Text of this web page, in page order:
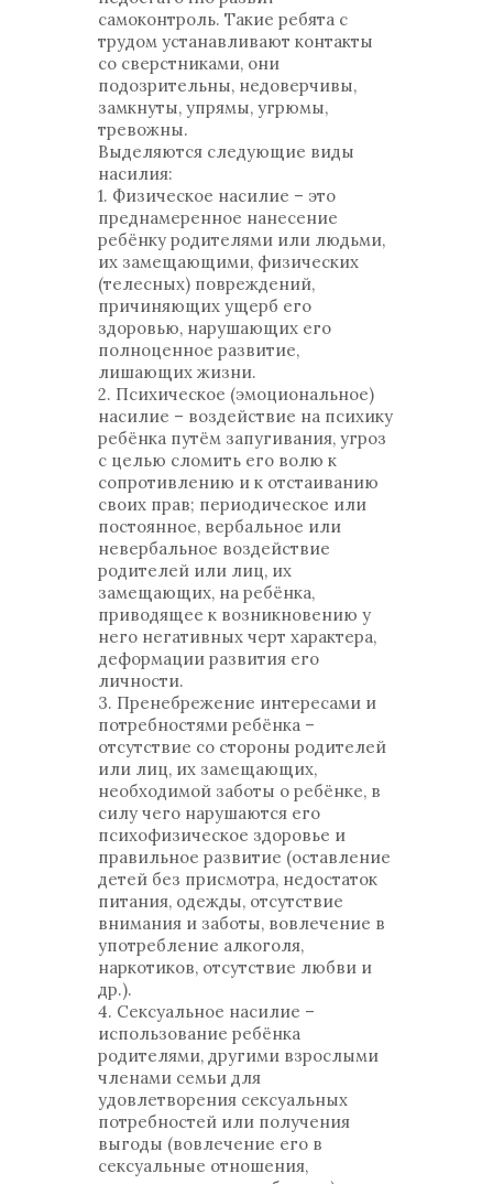
самоконтроль. Такие ребята с
трудом устанавливают контакты
со сверстниками, они
подозрительны, недоверчивы,
замкнуты, упрямы, угрюмы,
тревожны.
Выделяются следующие виды
насилия:
1. Физическое насилие – это
преднамеренное нанесение
ребёнку родителями или людьми,
их замещающими, физических
(телесных) повреждений,
причиняющих ущерб его
здоровью, нарушающих его
полноценное развитие,
лишающих жизни.
2. Психическое (эмоциональное)
насилие – воздействие на психику
ребёнка путём запугивания, угроз
с целью сломить его волю к
сопротивлению и к отстаиванию
своих прав; периодическое или
постоянное, вербальное или
невербальное воздействие
родителей или лиц, их
замещающих, на ребёнка,
приводящее к возникновению у
него негативных черт характера,
деформации развития его
личности.
3. Пренебрежение интересами и
потребностями ребёнка –
отсутствие со стороны родителей
или лиц, их замещающих,
необходимой заботы о ребёнке, в
силу чего нарушаются его
психофизическое здоровье и
правильное развитие (оставление
детей без присмотра, недостаток
питания, одежды, отсутствие
внимания и заботы, вовлечение в
употребление алкоголя,
наркотиков, отсутствие любви и
др.).
4. Сексуальное насилие –
использование ребёнка
родителями, другими взрослыми
членами семьи для
удовлетворения сексуальных
потребностей или получения
выгоды (вовлечение его в
сексуальные отношения,